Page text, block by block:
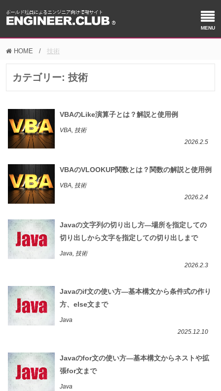
HOME 技術
カテゴリー: 技術
VBAのLike演算子とは？解説と使用例
VBA, 技術
2026.2.5
VBAのVLOOKUP関数とは？関数の解説と使用例
VBA, 技術
2026.2.4
Javaの文字列の切り出し方―場所を指定しての
切り出しから文字を指定しての切り出しまで
Java, 技術
2026.2.3
Javaのif文の使い方―基本構文から条件式の作り
方、else文まで
Java
2025.12.10
Javaのfor文の使い方―基本構文からネストや拡
張for文まで
Java